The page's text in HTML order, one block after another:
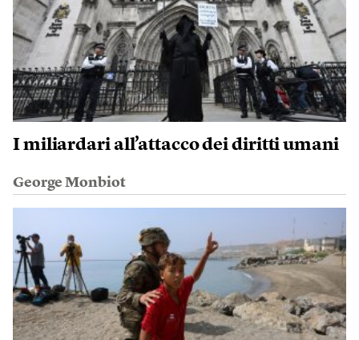
I miliardari all’attacco dei diritti umani
George Monbiot